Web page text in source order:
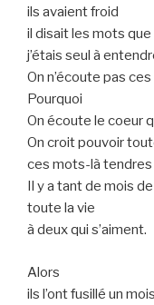
ils avaient froid
il disait les mots
j’étais seul à
On n’écoute pas
Pourquoi
On écoute le coeur
On croit pouvoir
ces mots-là tendres
Il y a tant de mois
toute la vie
à deux qui s’aiment.
Alors
ils l’ont fusillé un